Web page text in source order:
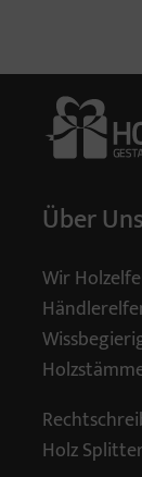
Über Uns
Wir
Holz